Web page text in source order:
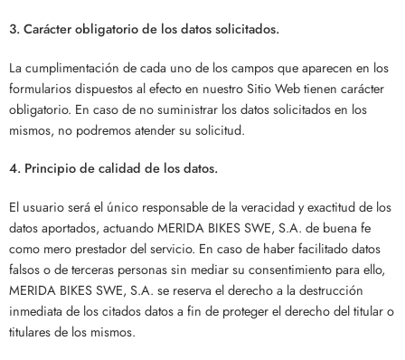
3. Carácter obligatorio de los datos solicitados.
La cumplimentación de cada uno de los campos que aparecen en los
formularios dispuestos al efecto en nuestro Sitio Web tienen carácter
obligatorio. En caso de no suministrar los datos solicitados en los
mismos, no podremos atender su solicitud.
4. Principio de calidad de los datos.
El usuario será el único responsable de la veracidad y exactitud de los
datos aportados, actuando MERIDA BIKES SWE, S.A. de buena fe
como mero prestador del servicio. En caso de haber facilitado datos
falsos o de terceras personas sin mediar su consentimiento para ello,
MERIDA BIKES SWE, S.A. se reserva el derecho a la destrucción
inmediata de los citados datos a fin de proteger el derecho del titular o
titulares de los mismos.